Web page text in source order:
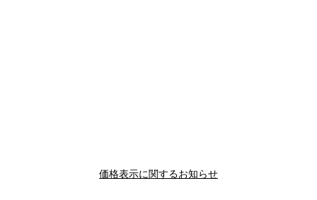
価格表示に関するお知らせ